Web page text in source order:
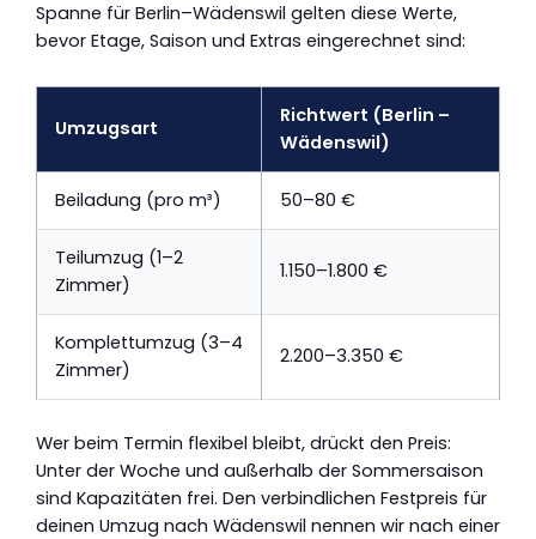
Spanne für Berlin–Wädenswil gelten diese Werte,
bevor Etage, Saison und Extras eingerechnet sind:
Umzugsart
Richtwert (Berlin –
Wädenswil)
Beiladung (pro m³) 50–80 €
Teilumzug (1–2
Zimmer)
1.150–1.800 €
Komplettumzug (3–4
Zimmer)
2.200–3.350 €
Wer beim Termin flexibel bleibt, drückt den Preis:
Unter der Woche und außerhalb der Sommersaison
sind Kapazitäten frei. Den verbindlichen Festpreis für
deinen Umzug nach Wädenswil nennen wir nach einer